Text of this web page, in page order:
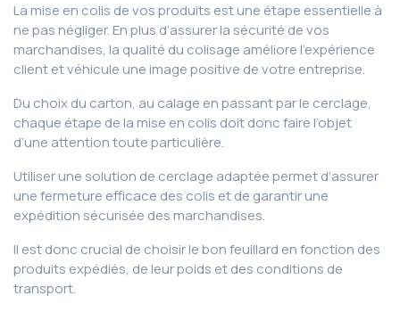
La mise en colis de vos produits est une étape essentielle à
ne pas négliger. En plus d’assurer la sécurité de vos
marchandises, la qualité du colisage améliore l’expérience
client et véhicule une image positive de votre entreprise.
Du choix du carton, au calage en passant par le cerclage,
chaque étape de la mise en colis doit donc faire l’objet
d’une attention toute particulière.
Utiliser une solution de cerclage adaptée permet d’assurer
une fermeture efficace des colis et de garantir une
expédition sécurisée des marchandises.
Il est donc crucial de choisir le bon feuillard en fonction des
produits expédiés, de leur poids et des conditions de
transport.